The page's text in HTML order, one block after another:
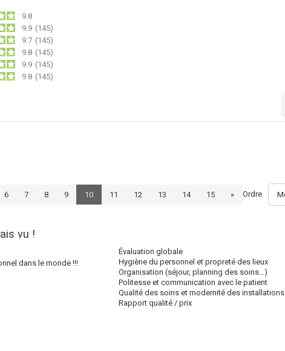
9.8
9.9 (145)
9.7 (145)
9.8 (145)
9.9 (145)
9.8 (145)
6 7 8 9 10 11 12 13 14 15 » Ordre
vu !
Évaluation globale
Hygiène du personnel et propreté des lieux
Organisation (séjour, planning des soins…)
Politesse et communication avec le patient
Qualité des soins et modernité des installations
Rapport qualité / prix
dans le monde !!!